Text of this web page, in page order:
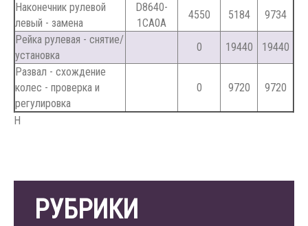
Наконечник рулевой
левый - замена
D8640-
1CA0A
4550 5184
9734
Рейка рулевая - снятие/
установка
0 19440
19440
Развал - схождение
колес - проверка и
регулировка
0 9720 9720
Н
РУБРИКИ